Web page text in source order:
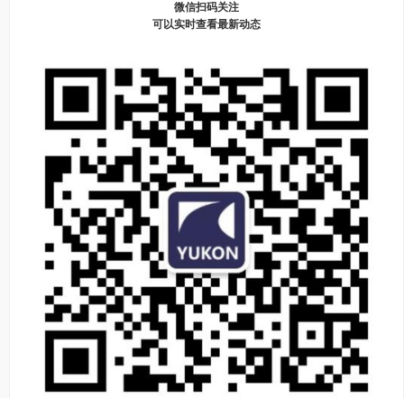
微信扫码关注
可以实时查看最新动态